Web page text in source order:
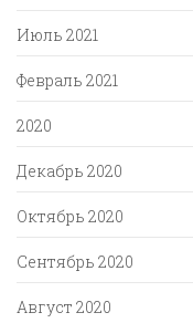
Июль 2021
Февраль 2021
2020
Декабрь 2020
Октябрь 2020
Сентябрь 2020
Август 2020